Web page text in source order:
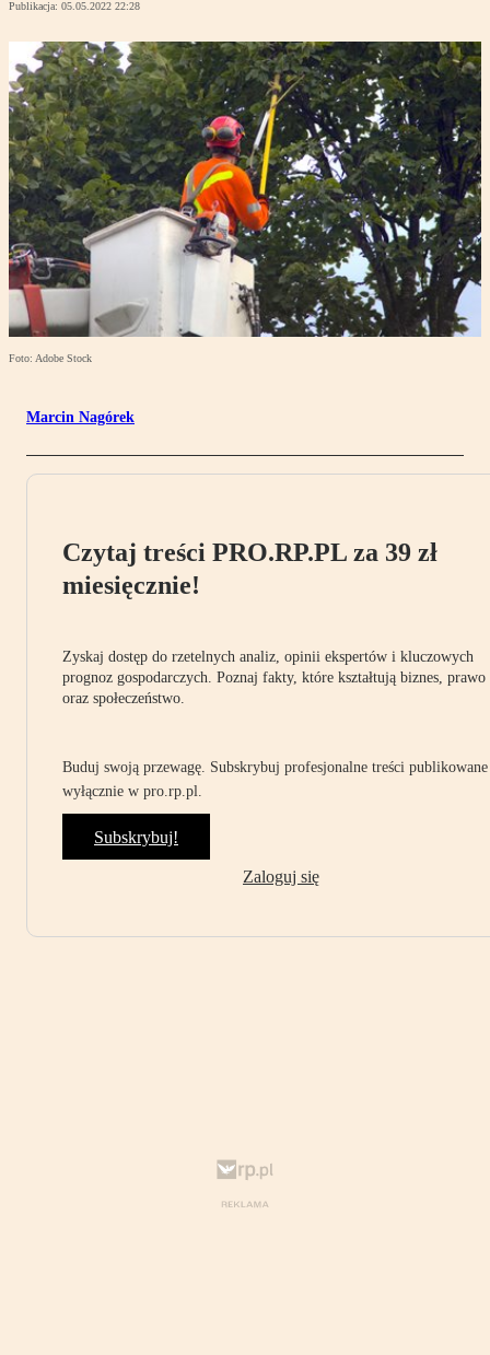
Publikacja: 05.05.2022 22:28
Foto: Adobe Stock
Marcin Nagórek
Czytaj treści PRO.RP.PL za 39 zł
miesięcznie!
Zyskaj dostęp do rzetelnych analiz, opinii ekspertów i kluczowych
prognoz gospodarczych. Poznaj fakty, które kształtują biznes, prawo
oraz społeczeństwo.
Buduj swoją przewagę. Subskrybuj profesjonalne treści publikowane
wyłącznie w pro.rp.pl.
Subskrybuj!
Zaloguj się